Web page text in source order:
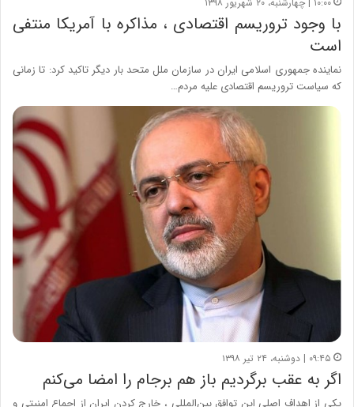
با وجود تروریسم اقتصادی ، مذاکره با آمریکا منتفی
است
نماینده جمهوری اسلامی ایران در سازمان ملل متحد بار دیگر تاکید کرد: تا زمانی
که سیاست تروریسم اقتصادی علیه مردم…
۰۹:۴۵ | دوشنبه، ۲۴ تیر ۱۳۹۸
اگر به عقب برگردیم باز هم برجام را امضا می‌کنم
یکی از اهداف اصلی این توافق بین‌المللی ، خارج کردن ایران از اجماع امنیتی و